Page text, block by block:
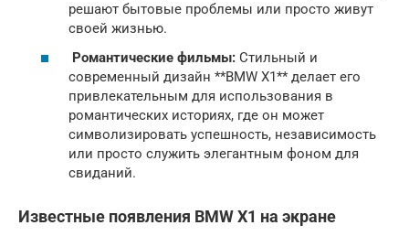
решают бытовые проблемы или просто живут
своей жизнью.
Романтические фильмы: Стильный и
современный дизайн **BMW X1** делает его
привлекательным для использования в
романтических историях, где он может
символизировать успешность, независимость
или просто служить элегантным фоном для
свиданий.
Известные появления BMW X1 на экране